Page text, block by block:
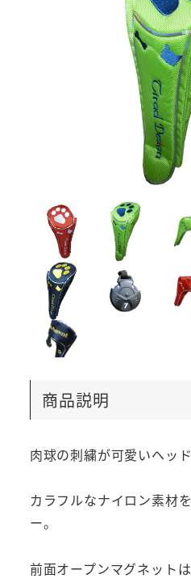
商品説明
肉球の刺繍が可愛いヘッ
カラフルなナイロン素材
ー。
前面オープンマグネットは